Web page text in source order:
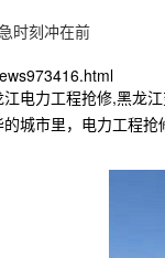
时刻冲在前
江电力工程抢修,黑龙
城市里，电力工程